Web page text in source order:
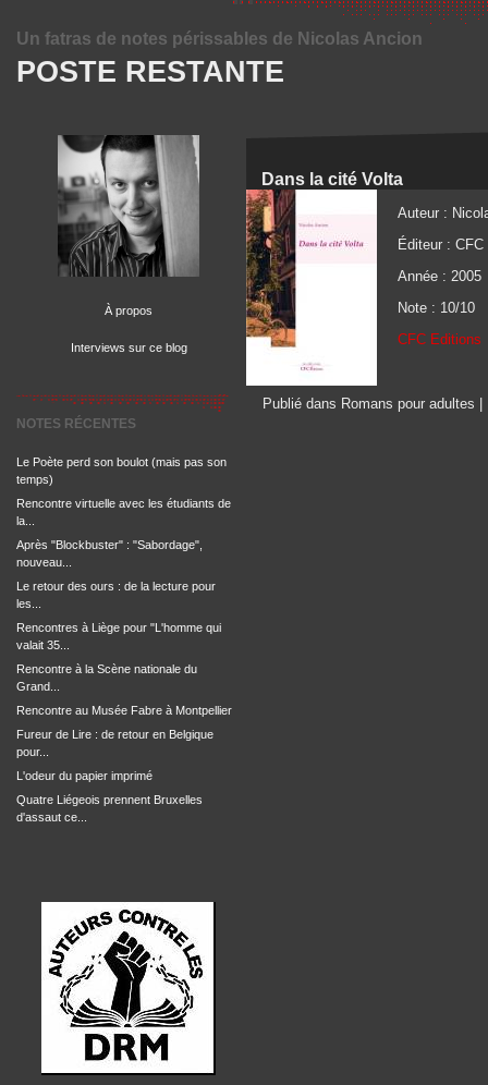
POSTE RESTANTE
Un fatras de notes périssables de Nicolas Ancion
À propos
Interviews sur ce blog
NOTES RÉCENTES
Le Poète perd son boulot (mais pas son
temps)
Rencontre virtuelle avec les étudiants de
la...
Après "Blockbuster" : "Sabordage",
nouveau...
Le retour des ours : de la lecture pour
les...
Rencontres à Liège pour "L'homme qui
valait 35...
Rencontre à la Scène nationale du
Grand...
Rencontre au Musée Fabre à Montpellier
Fureur de Lire : de retour en Belgique
pour...
L'odeur du papier imprimé
Quatre Liégeois prennent Bruxelles
d'assaut ce...
Dans la cité Volta
Auteur :
Éditeur :
Année : 2005
Note : 10/10
CFC Editions
Publié dans Romans pour adultes |